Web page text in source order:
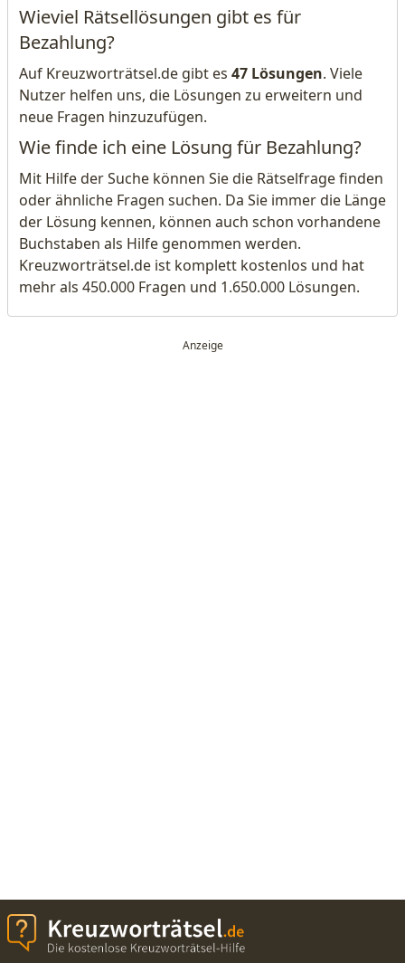
Wieviel Rätsellösungen gibt es für
Bezahlung?
Auf Kreuzworträtsel.de gibt es 47 Lösungen. Viele
Nutzer helfen uns, die Lösungen zu erweitern und
neue Fragen hinzuzufügen.
Wie finde ich eine Lösung für Bezahlung?
Mit Hilfe der Suche können Sie die Rätselfrage finden
oder ähnliche Fragen suchen. Da Sie immer die Länge
der Lösung kennen, können auch schon vorhandene
Buchstaben als Hilfe genommen werden.
Kreuzworträtsel.de ist komplett kostenlos und hat
mehr als 450.000 Fragen und 1.650.000 Lösungen.